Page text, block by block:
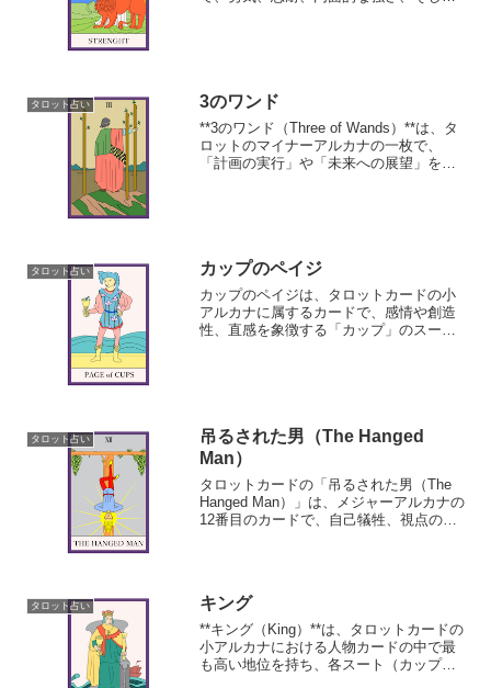
タロット占い 3のワンド
**3のワンド（Three of Wands）**は、タ
ロットのマイナーアルカナの一枚で、
「計画の実行」や「未来への展望」を象
タロット占い カップのペイジ
カップのペイジは、タロットカードの小
アルカナに属するカードで、感情や創造
性、直感を象徴する「カップ」のスート
タロット占い
吊るされた男（The Hanged
Man）
タロットカードの「吊るされた男（The
Hanged Man）」は、メジャーアルカナの
12番目のカードで、自己犠牲、視点の変
タロット占い キング
**キング（King）**は、タロットカードの
小アルカナにおける人物カードの中で最
も高い地位を持ち、各スート（カップ、